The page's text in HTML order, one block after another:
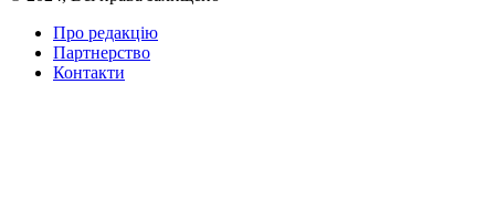
Про редакцію
Партнерство
Контакти